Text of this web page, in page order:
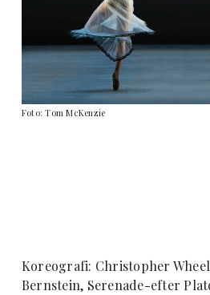
Foto: Tom McKenzie
Koreografi: Christopher
Bernstein, Serenade-efter